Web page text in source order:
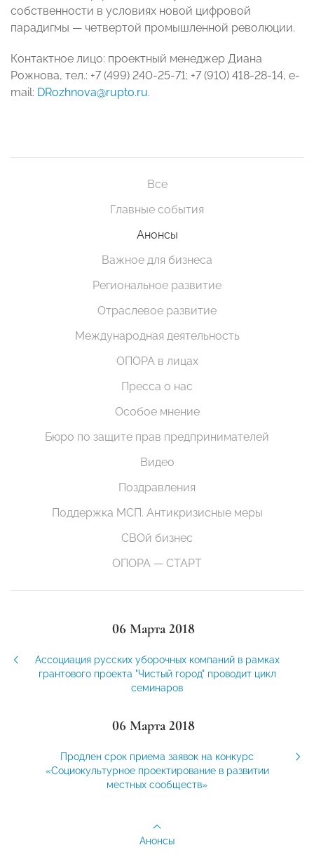
собственности в условиях новой цифровой
парадигмы — четвертой промышленной революции.
Контактное лицо: проектный менеджер Диана
Рожнова, тел.: +7 (499) 240-25-71; +7 (910) 418-28-14, e-
mail: DRozhnova@rupto.ru.
Все
Главные события
Анонсы
Важное для бизнеса
Региональное развитие
Отраслевое развитие
Международная деятельность
ОПОРА в лицах
Пресса о нас
Особое мнение
Бюро по защите прав предпринимателей
Видео
Поздравления
Поддержка МСП. Антикризисные меры
СВОй бизнес
ОПОРА — СТАРТ
06 Марта 2018
Ассоциация русских уборочных компаний в рамках
грантового проекта "Чистый город" проводит цикл
семинаров
06 Марта 2018
Продлен срок приема заявок на конкурс
«Социокультурное проектирование в развитии
местных сообществ»
Анонсы